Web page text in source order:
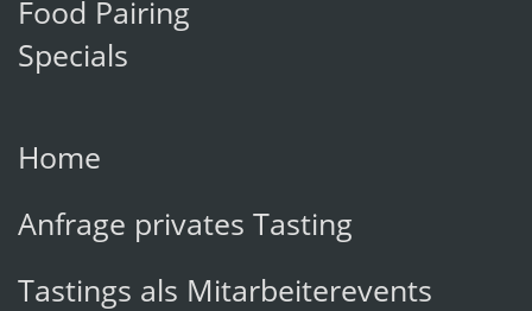
Food Pairing
Specials
Home
Anfrage privates Tasting
Tastings als Mitarbeiterevents